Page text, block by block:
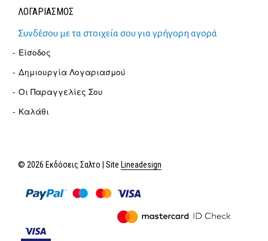
ΛΟΓΑΡΙΑΣΜΟΣ
Συνδέσου με τα στοιχεία σου για γρήγορη αγορά
Είσοδος
Δημιουργία Λογαριασμού
Οι Παραγγελίες Σου
Καλάθι
© 2026 Εκδόσεις Σαλτο | Site Lineadesign